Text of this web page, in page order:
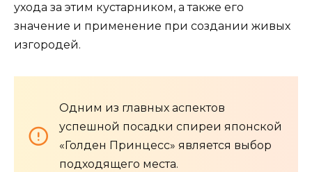
ухода за этим кустарником, а также его
значение и применение при создании живых
изгородей.
Одним из главных аспектов
успешной посадки спиреи японской
«Голден Принцесс» является выбор
подходящего места.